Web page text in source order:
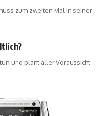
zum zweiten Mal in seiner
und plant aller Voraussicht